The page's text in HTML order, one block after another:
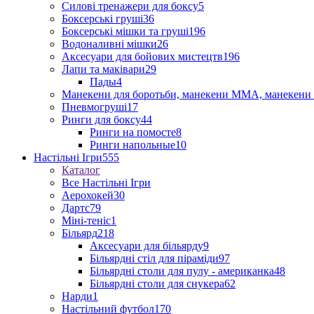
Силові тренажери для боксу5
Боксерські груші36
Боксерські мішки та груші196
Водоналивні мішки26
Аксесуари для бойових мистецтв196
Лапи та маківари29
Пады4
Манекени для боротьби, манекени ММА, манекени
Пневмогруші17
Ринги для боксу44
Ринги на помосте8
Ринги напольные10
Настільні Ігри555
Каталог
Все Настільні Ігри
Аерохокей30
Дартс79
Міні-теніс1
Більярд218
Аксесуари для більярду9
Більярдні стіл для піраміди97
Більярдні столи для пулу - американка48
Більярдні столи для снукера62
Нарди1
Настільний футбол170